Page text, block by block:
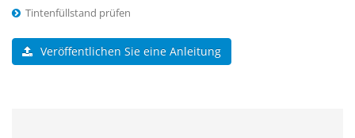
Tintenfüllstand prüfen
Veröffentlichen Sie eine Anleitung